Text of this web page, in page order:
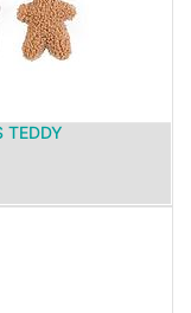
TEDDY